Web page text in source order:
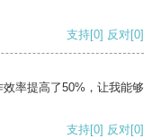
支持[0] 反对[0]
率提高了50%，让我能够
支持[0] 反对[0]